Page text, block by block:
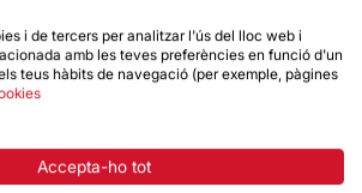
i de tercers per analitzar l'ús del lloc web i
amb les teves preferències en funció d'un
teus hàbits de navegació (per exemple, pàgines
Accepta-ho tot